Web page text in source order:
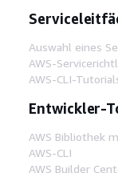
Auswahl eines
AWS-
AWS-CLI-
Entwickler-
AWS Bibliothek
AWS-CLI
AWS Builder